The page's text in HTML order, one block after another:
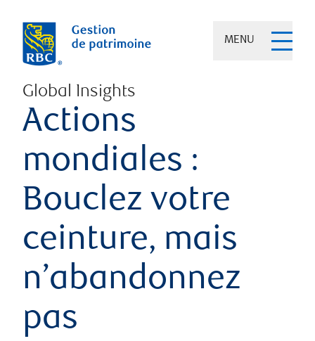
MENU
Global Insights
Actions
mondiales :
Bouclez votre
ceinture, mais
n’abandonnez
pas